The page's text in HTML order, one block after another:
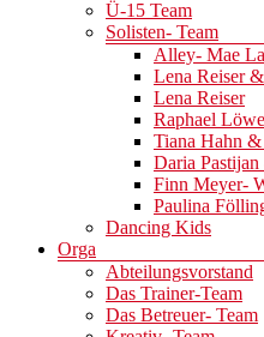
Ü-15 Team
Solisten- Team
Alley- Mae
Lena Reiser
Lena Reiser
Raphael
Tiana Hahn
Daria
Finn Meyer-
Paulina
Dancing Kids
Orga
Abteilungsvorstand
Das Trainer-Team
Das Betreuer- Team